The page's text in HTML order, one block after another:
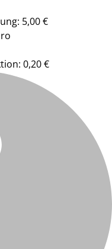
5,00 €
0,20 €